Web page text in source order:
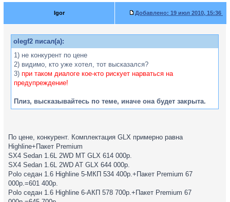
Igor Добавлено: 19 июл 2010, 15:36
olegf2 писал(а):
1) не конкурент по цене
2) видимо, кто уже хотел, тот высказался?
3) при таком диалоге кое-кто рискует нарваться на
предупреждение!
Плиз, высказывайтесь по теме, иначе она будет закрыта.
По цене, конкурент. Комплектация GLX примерно равна
Highline+Пакет Premium
SX4 Sedan 1.6L 2WD MT GLX 614 000р.
SX4 Sedan 1.6L 2WD AT GLX 644 000р.
Polo седан 1.6 Highline 5-МКП 534 400р.+Пакет Premium 67
000р.=601 400р.
Polo седан 1.6 Highline 6-АКП 578 700р.+Пакет Premium 67